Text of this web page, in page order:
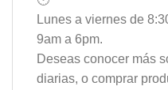
Lunes a viernes de
9am a 6pm.
Deseas conocer más
diarias, o comprar